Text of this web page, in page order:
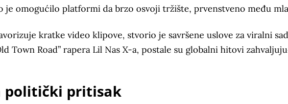
je omogućilo platformi da brzo osvoji tržište, prvenstveno među
kratke video klipove, stvorio je savršene uslove za viralni
Town Road” rapera Lil Nas X-a, postale su globalni hitovi
politički pritisak